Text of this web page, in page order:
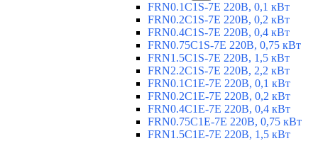
FRN0.1C1S-7E 220В, 0,1 кВт
FRN0.2C1S-7E 220В, 0,2 кВт
FRN0.4C1S-7E 220В, 0,4 кВт
FRN0.75C1S-7E 220В, 0,75 кВт
FRN1.5C1S-7E 220В, 1,5 кВт
FRN2.2C1S-7E 220В, 2,2 кВт
FRN0.1C1E-7E 220В, 0,1 кВт
FRN0.2C1E-7E 220В, 0,2 кВт
FRN0.4C1E-7E 220В, 0,4 кВт
FRN0.75C1E-7E 220В, 0,75 кВт
FRN1.5C1E-7E 220В, 1,5 кВт